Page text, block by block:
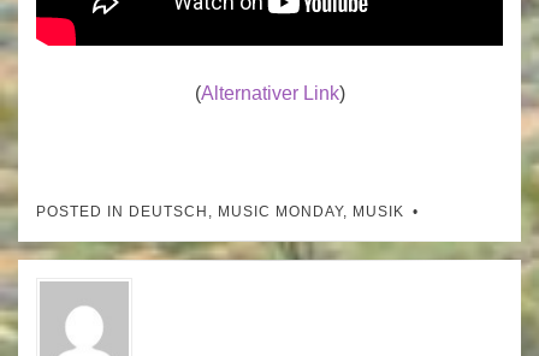
(Alternativer Link)
POSTED IN DEUTSCH MUSIC MONDAY, MUSIK